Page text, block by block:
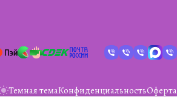
Темная темаКонфиденциальностьОферта